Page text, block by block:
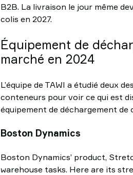
B2B. La livraison le jour même
colis en 2027.
Équipement de
marché en 2024
L’équipe de TAWI a étudié deux
conteneurs pour voir ce qui est
équipement de déchargement de
Boston Dynamics
Boston Dynamics’ product,
warehouse tasks. Here are its